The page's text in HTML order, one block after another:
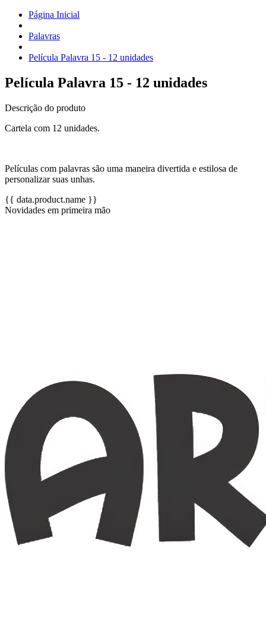
Página Inicial
Palavras
Película Palavra 15 - 12 unidades
Película Palavra 15 - 12 unidades
Descrição do produto
Cartela com 12 unidades.
Películas com palavras são uma maneira divertida e estilosa de
personalizar suas unhas.
{{ data.product.name }}
Novidades em primeira mão